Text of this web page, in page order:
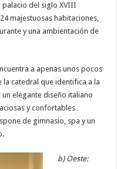
palacio del siglo XVIII
majestuosas habitaciones,
y una ambientación de
a apenas unos pocos
catedral que identifica a la
elegante diseño italiano
y confortables
de gimnasio, spa y un
b) Oeste: